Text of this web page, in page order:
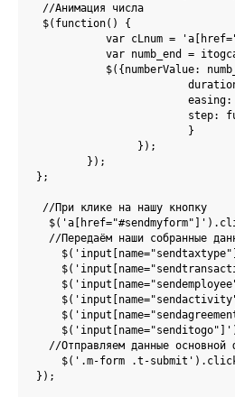
//Анимация числа
$(function() {
};
//При клике на нашу кнопку
//Передаём наши собранные
//Отправляем данные основной
$('.m-form .t-
});